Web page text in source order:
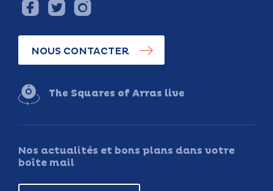
NOUS CONTACTER
The Squares of Arras live
Nos actualités et bons plans dans votre
boîte mail